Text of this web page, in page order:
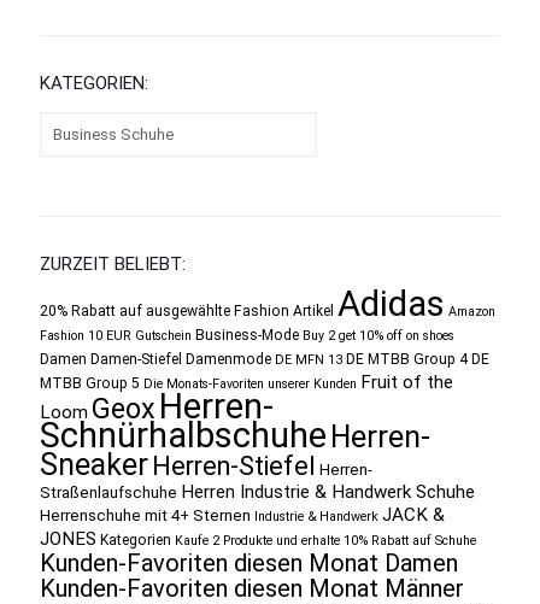
KATEGORIEN:
ZURZEIT BELIEBT:
20% Rabatt auf ausgewählte Fashion Artikel Adidas Amazon
Fashion 10 EUR Gutschein Business-Mode Buy 2 get 10% off on shoes
Damen Damen-Stiefel Damenmode DE MFN 13 DE MTBB Group 4 DE
MTBB Group 5 Die Monats-Favoriten unserer Kunden Fruit of the
Loom Geox Herren-
Schnürhalbschuhe Herren-
Sneaker Herren-Stiefel Herren-
Straßenlaufschuhe Herren Industrie & Handwerk Schuhe
Herrenschuhe mit 4+ Sternen Industrie & Handwerk JACK &
JONES Kategorien Kaufe 2 Produkte und erhalte 10% Rabatt auf Schuhe
Kunden-Favoriten diesen Monat Damen
Kunden-Favoriten diesen Monat Männer